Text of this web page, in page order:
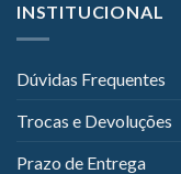
INSTITUCIONAL
Dúvidas Frequentes
Trocas e Devoluções
Prazo de Entrega